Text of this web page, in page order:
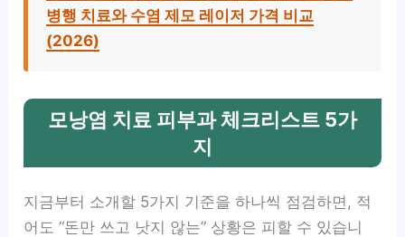
병행 치료와 수염 제모 레이저 가격 비교
(2026)
모낭염 치료 피부과 체크리스트 5가
지
지금부터 소개할 5가지 기준을 하나씩 점검하면, 적
어도 “돈만 쓰고 낫지 않는” 상황은 피할 수 있습니